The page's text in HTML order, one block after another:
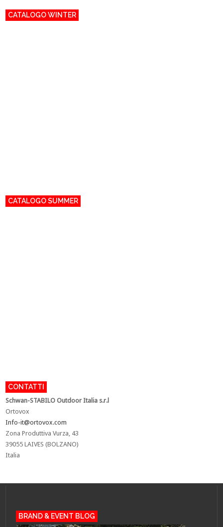
CATALOGO WINTER
CATALOGO SUMMER
CONTATTI
Schwan-STABILO Outdoor Italia s.r.l
Ortovox
Info-it@ortovox.com
Zona Produttiva Vurza, 43
39055 LAIVES (BOLZANO)
Italia
BRAND & EVENT BLOG